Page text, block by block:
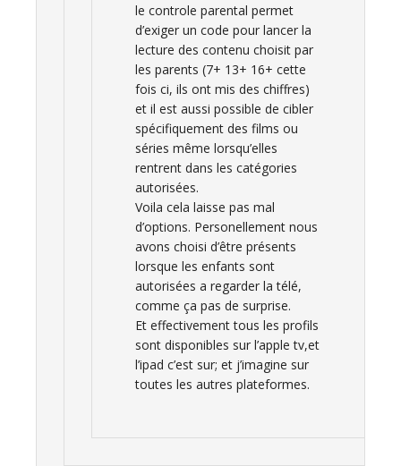
le controle parental permet
d’exiger un code pour lancer la
lecture des contenu choisit par
les parents (7+ 13+ 16+ cette
fois ci, ils ont mis des chiffres)
et il est aussi possible de cibler
spécifiquement des films ou
séries même lorsqu’elles
rentrent dans les catégories
autorisées.
Voila cela laisse pas mal
d’options. Personellement nous
avons choisi d’être présents
lorsque les enfants sont
autorisées a regarder la télé,
comme ça pas de surprise.
Et effectivement tous les profils
sont disponibles sur l’apple tv,et
l’ipad c’est sur; et j’imagine sur
toutes les autres plateformes.